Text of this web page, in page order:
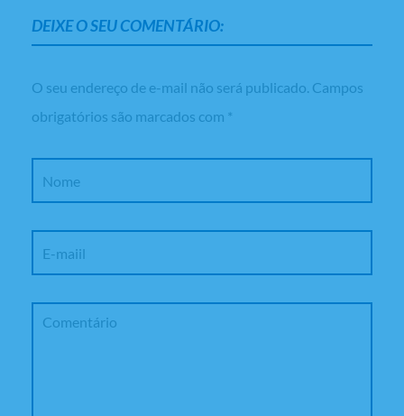
DEIXE O SEU COMENTÁRIO:
O seu endereço de e-mail não será publicado. Campos
obrigatórios são marcados com *